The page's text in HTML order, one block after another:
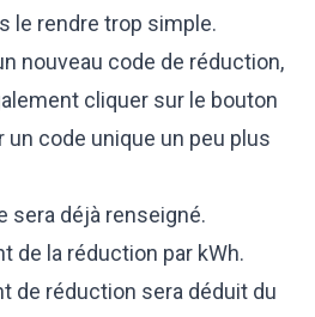
le rendre trop simple.
nouveau code de réduction,
cliquer sur le bouton
un code unique un peu plus
sera déjà renseigné.
de la réduction par kWh.
de réduction sera déduit du